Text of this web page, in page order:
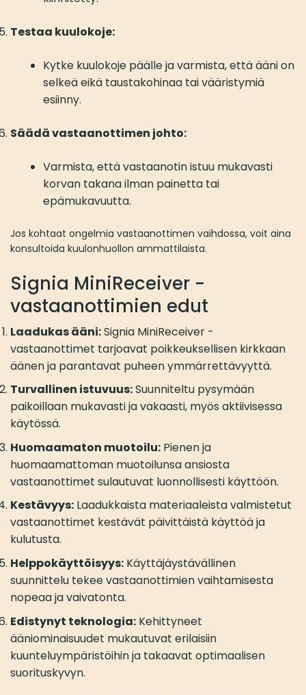
Testaa kuulokoje:
Kytke kuulokoje päälle ja varmista, että ääni on
selkeä eikä taustakohinaa tai vääristymiä
esiinny.
Säädä vastaanottimen johto:
Varmista, että vastaanotin istuu mukavasti
korvan takana ilman painetta tai
epämukavuutta.
Jos kohtaat ongelmia vastaanottimen vaihdossa, voit aina
konsultoida kuulonhuollon ammattilaista.
Signia MiniReceiver -
vastaanottimien edut
Laadukas ääni:Signia MiniReceiver -
vastaanottimet tarjoavat poikkeuksellisen kirkkaan
äänen ja parantavat puheen ymmärrettävyyttä.
Turvallinen istuvuus:Suunniteltu pysymään
paikoillaan mukavasti ja vakaasti, myös aktiivisessa
käytössä.
Huomaamaton muotoilu: Pienen ja
huomaamattoman muotoilunsa ansiosta
vastaanottimet sulautuvat luonnollisesti käyttöön.
Kestävyys: Laadukkaista materiaaleista valmistetut
vastaanottimet kestävät päivittäistä käyttöä ja
kulutusta.
Helppokäyttöisyys: Käyttäjäystävällinen
suunnittelu tekee vastaanottimien vaihtamisesta
nopeaa ja vaivatonta.
Edistynyt teknologia: Kehittyneet
ääniominaisuudet mukautuvat erilaisiin
kuunteluympäristöihin ja takaavat optimaalisen
suorituskyvyn.